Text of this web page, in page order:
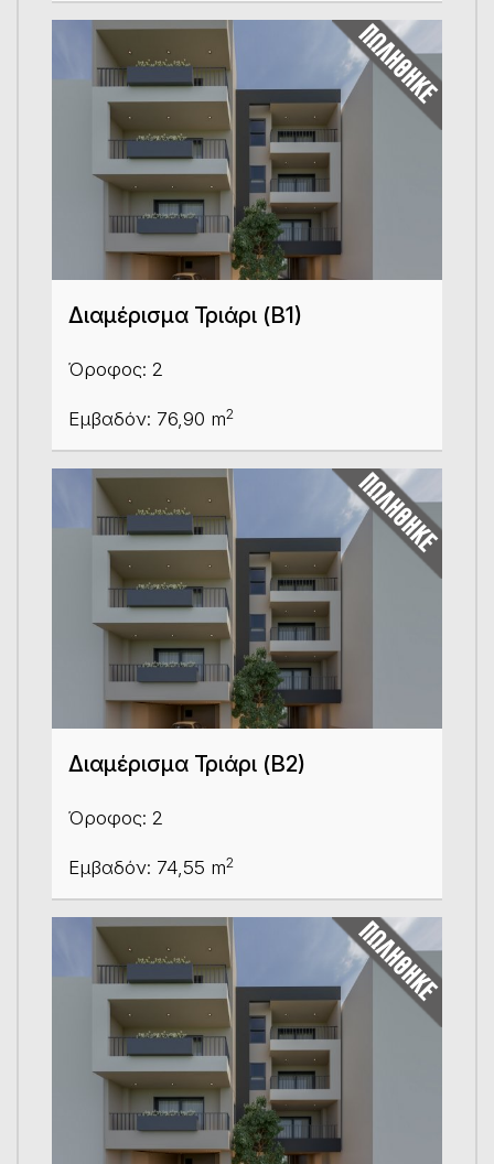
Διαμέρισμα Τριάρι (Β1)
Όροφος: 2
Εμβαδόν: 76,90 m2
Διαμέρισμα Τριάρι (Β2)
Όροφος: 2
Εμβαδόν: 74,55 m2